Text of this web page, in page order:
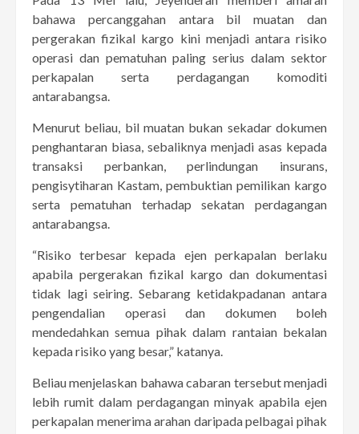
bahawa percanggahan antara bil muatan dan
pergerakan fizikal kargo kini menjadi antara risiko
operasi dan pematuhan paling serius dalam sektor
perkapalan serta perdagangan komoditi
antarabangsa.
Menurut beliau, bil muatan bukan sekadar dokumen
penghantaran biasa, sebaliknya menjadi asas kepada
transaksi perbankan, perlindungan insurans,
pengisytiharan Kastam, pembuktian pemilikan kargo
serta pematuhan terhadap sekatan perdagangan
antarabangsa.
“Risiko terbesar kepada ejen perkapalan berlaku
apabila pergerakan fizikal kargo dan dokumentasi
tidak lagi seiring. Sebarang ketidakpadanan antara
pengendalian operasi dan dokumen boleh
mendedahkan semua pihak dalam rantaian bekalan
kepada risiko yang besar,” katanya.
Beliau menjelaskan bahawa cabaran tersebut menjadi
lebih rumit dalam perdagangan minyak apabila ejen
perkapalan menerima arahan daripada pelbagai pihak